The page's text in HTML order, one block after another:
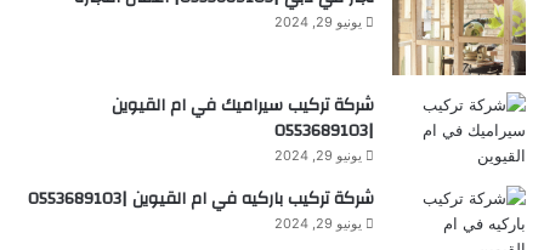
يونيو 29, 2024
شركة تركيب سيراميك في ام القيوين
|0553689103
يونيو 29, 2024
شركة تركيب باركيه في ام القيوين |0553689103
يونيو 29, 2024